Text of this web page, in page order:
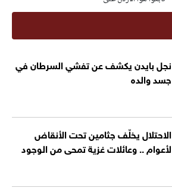
نجل بايدن يكشف عن تفشي السرطان في
جسد والده
الاحتلال يخلّف جثامين تحت الأنقاض
لأعوام .. وعائلات غزية تمحى من الوجود